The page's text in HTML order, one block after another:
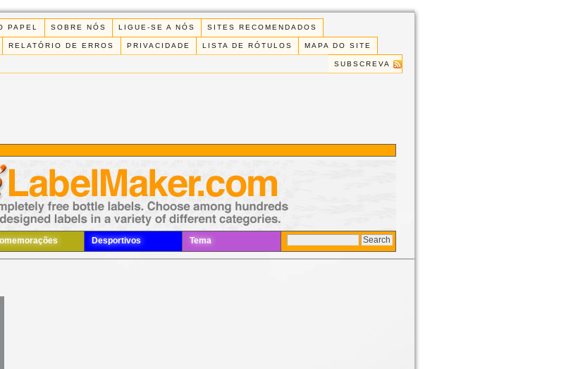
PAPEL SOBRE NÓS LIGUE-SE A NÓS SITES RECOMENDADOS
RELATÓRIO DE ERROS PRIVACIDADE LISTA DE RÓTULOS MAPA DO SITE
SUBSCREVA
Desportivos Tema